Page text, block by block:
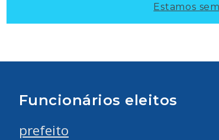
Estamos
Funcionários eleitos
prefeito